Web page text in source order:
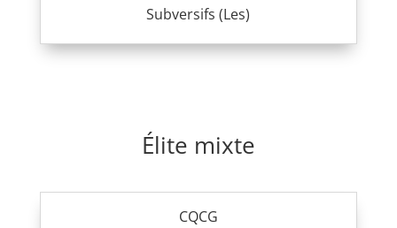
Subversifs (Les)
Élite mixte
CQCG